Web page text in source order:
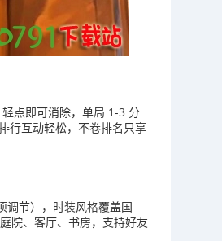
点即可消除，单局 1-3 分
行互动轻松，不卷排名只享
调节），时装风格覆盖国
院、客厅、书房，支持好友